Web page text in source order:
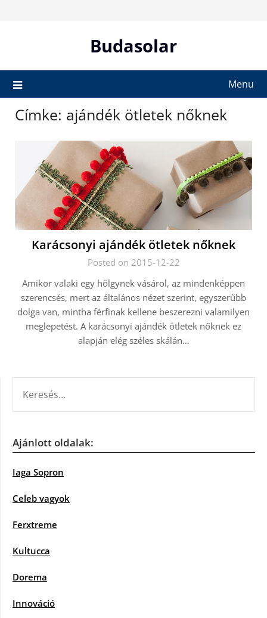
Budasolar
Menu
Címke: ajándék ötletek nőknek
Karácsonyi ajándék ötletek nőknek
Posted on 2015-12-22
Amikor valaki egy hölgynek vásárol, az mindenképpen
szerencsés, mert az általános nézet szerint, egyszerűbb
dolga van, mintha férfinak kellene beszerezni valamilyen
meglepetést. A karácsonyi ajándék ötletek nőknek ez
alapján elég széles skálán…
Ajánlott oldalak:
Iaga Sopron
Celeb vagyok
Ferxtreme
Kultucca
Dorema
Innováció